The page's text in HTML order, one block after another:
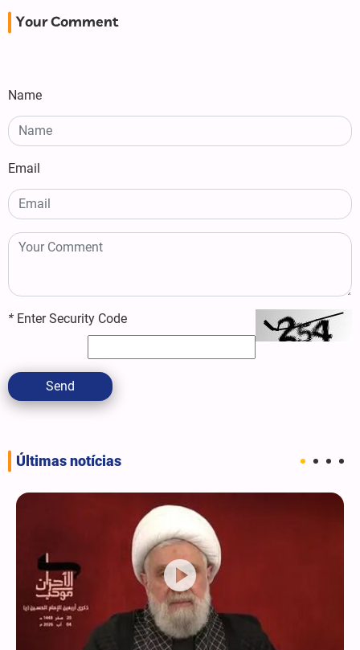
Your Comment
Name
Email
* Enter Security Code
Send
Últimas notícias